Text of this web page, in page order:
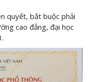
quyết, bắt buộc phải
cao đẳng, đại học